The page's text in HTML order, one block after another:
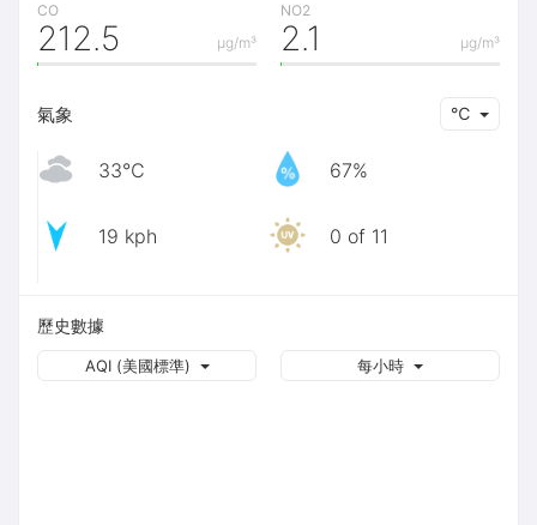
CO
μg/m³
212.5
NO2
μg/m³
2.1
氣象 ℃
33℃ 67%
19 kph 0 of 11
歷史數據
每小時
AQI (美國標準)